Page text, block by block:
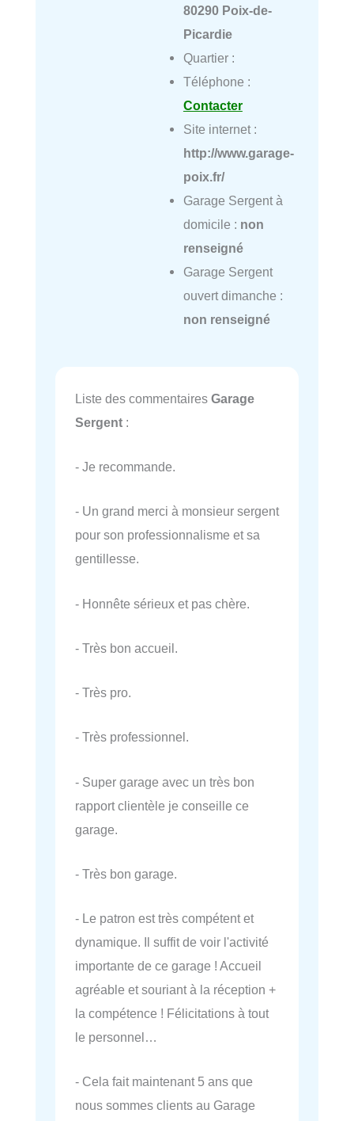
80290 Poix-de-
Picardie
Quartier :
Téléphone :
Contacter
Site internet :
http://www.garage-
poix.fr/
Garage Sergent à
domicile : non
renseigné
Garage Sergent
ouvert dimanche :
non renseigné
Liste des commentaires Garage
Sergent :
- Je recommande.
- Un grand merci à monsieur sergent
pour son professionnalisme et sa
gentillesse.
- Honnête sérieux et pas chère.
- Très bon accueil.
- Très pro.
- Très professionnel.
- Super garage avec un très bon
rapport clientèle je conseille ce
garage.
- Très bon garage.
- Le patron est très compétent et
dynamique. Il suffit de voir l'activité
importante de ce garage ! Accueil
agréable et souriant à la réception +
la compétence ! Félicitations à tout
le personnel…
- Cela fait maintenant 5 ans que
nous sommes clients au Garage